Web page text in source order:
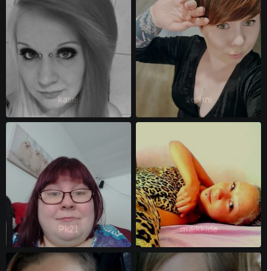
kasei Jeshni
Pk21 maikkide